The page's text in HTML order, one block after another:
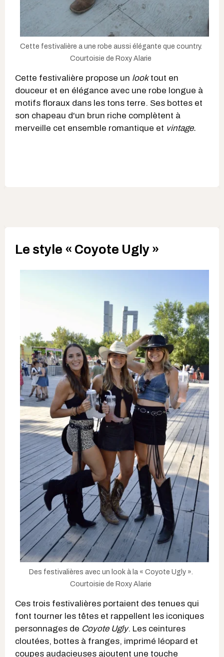
Cette festivalière a une robe aussi élégante que country.
Courtoisie de Roxy Alarie
Cette festivalière propose un looktout en
douceur et en élégance avec une robe longue à
motifs floraux dans les tons terre. Ses bottes et
son chapeau d'un brun riche complètent à
merveille cet ensemble romantique et vintage.
Le style « Coyote Ugly »
Des festivalières avec un look à la « Coyote Ugly ».
Courtoisie de Roxy Alarie
Ces trois festivalières portaient des tenues qui
font tourner les têtes et rappellent les iconiques
personnages de Coyote Ugly. Les ceintures
cloutées, bottes à franges, imprimé léopard et
coupes audacieuses ajoutent une touche